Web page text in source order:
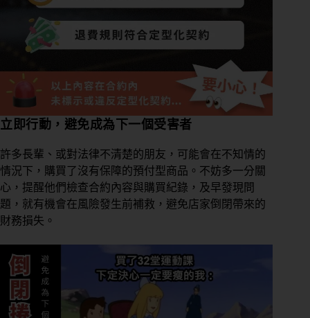
立即行動，避免成為下一個受害者
許多長輩、或對法律不清楚的朋友，可能會在不知情的
情況下，購買了沒有保障的預付型商品。不妨多一分關
心，提醒他們檢查合約內容與購買紀錄，及早發現問
題，就有機會在風險發生前補救，避免店家倒閉帶來的
財務損失。